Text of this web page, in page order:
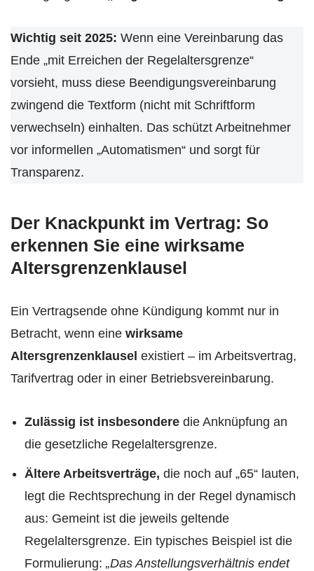
Wichtig seit 2025: Wenn eine Vereinbarung das
Ende „mit Erreichen der Regelaltersgrenze“
vorsieht, muss diese Beendigungsvereinbarung
zwingend die Textform (nicht mit Schriftform
verwechseln) einhalten. Das schützt Arbeitnehmer
vor informellen „Automatismen“ und sorgt für
Transparenz.
Der Knackpunkt im Vertrag: So
erkennen Sie eine wirksame
Altersgrenzenklausel
Ein Vertragsende ohne Kündigung kommt nur in
Betracht, wenn eine wirksame
Altersgrenzenklausel existiert – im Arbeitsvertrag,
Tarifvertrag oder in einer Betriebsvereinbarung.
Zulässig ist insbesondere die Anknüpfung an
die gesetzliche Regelaltersgrenze.
Ältere Arbeitsverträge, die noch auf „65“ lauten,
legt die Rechtsprechung in der Regel dynamisch
aus: Gemeint ist die jeweils geltende
Regelaltersgrenze. Ein typisches Beispiel ist die
Formulierung: „Das Anstellungsverhältnis endet